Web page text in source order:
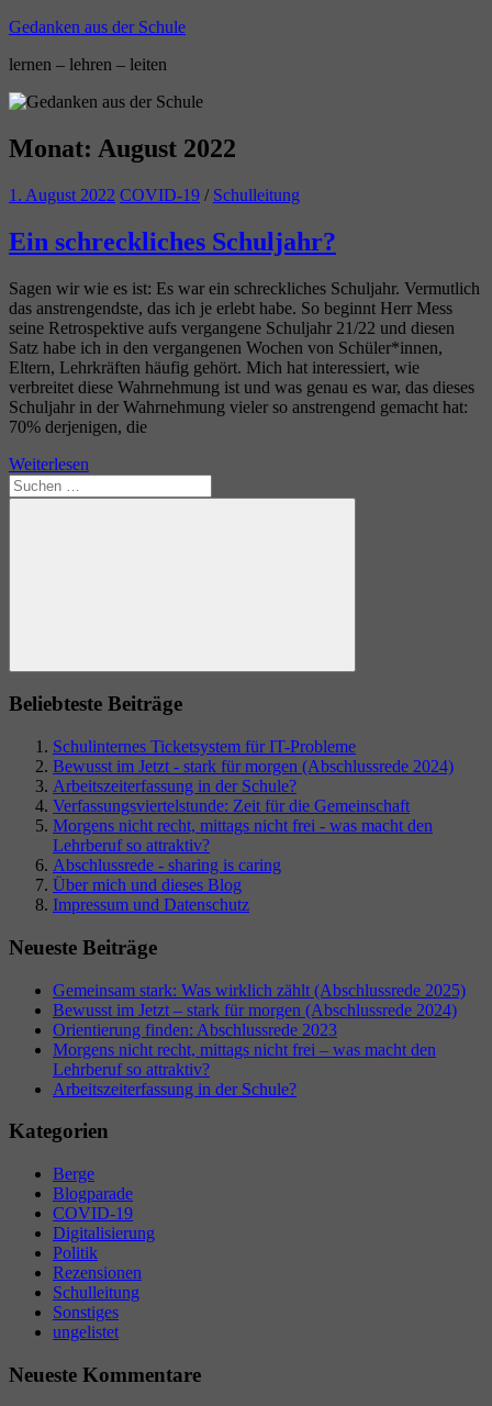
Zum
springen
Gedanken aus der Schule
lernen – lehren – leiten
Monat: August 2022
1. August 2022 COVID-19 / Schulleitung
Ein schreckliches Schuljahr?
Sagen wir wie es ist: Es war ein schreckliches Schuljahr. Vermutlich
das anstrengendste, das ich je erlebt habe. So beginnt Herr Mess
seine Retrospektive aufs vergangene Schuljahr 21/22 und diesen
Satz habe ich in den vergangenen Wochen von Schüler*innen,
Eltern, Lehrkräften häufig gehört. Mich hat interessiert, wie
verbreitet diese Wahrnehmung ist und was genau es war, das dieses
Schuljahr in der Wahrnehmung vieler so anstrengend gemacht hat:
70% derjenigen, die
Weiterlesen
Suchen
nach:
Suchen
Beliebteste Beiträge
Schulinternes Ticketsystem für IT-Probleme
Bewusst im Jetzt - stark für morgen (Abschlussrede 2024)
Arbeitszeiterfassung in der Schule?
Verfassungsviertelstunde: Zeit für die Gemeinschaft
Morgens nicht recht, mittags nicht frei - was macht den
Lehrberuf so attraktiv?
Abschlussrede - sharing is caring
Über mich und dieses Blog
Impressum und Datenschutz
Neueste Beiträge
Gemeinsam stark: Was wirklich zählt (Abschlussrede 2025)
Bewusst im Jetzt – stark für morgen (Abschlussrede 2024)
Orientierung finden: Abschlussrede 2023
Morgens nicht recht, mittags nicht frei – was macht den
Lehrberuf so attraktiv?
Arbeitszeiterfassung in der Schule?
Kategorien
Berge
Blogparade
COVID-19
Digitalisierung
Politik
Rezensionen
Schulleitung
Sonstiges
ungelistet
Neueste Kommentare